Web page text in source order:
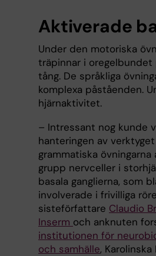
Aktiverade
Under den motoriska
träpinnar i
tång. De språkliga
komplexa påståenden.
hjärnaktivitet.
– Intressant nog kunde
hanteringen av
grammatiska
grupp nervceller i
basala ganglierna, som
involverade i frivilliga
sisteförfattare Claudio
Inserm och anknuten
institutionen för
och samhälle,